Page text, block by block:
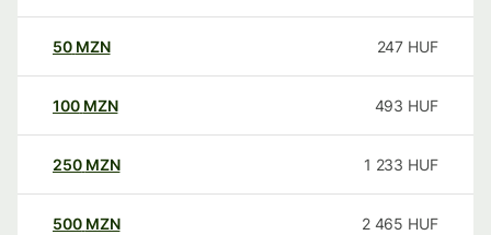
50 MZN 247 HUF
100 MZN 493 HUF
250 MZN 1 233 HUF
500 MZN 2 465 HUF